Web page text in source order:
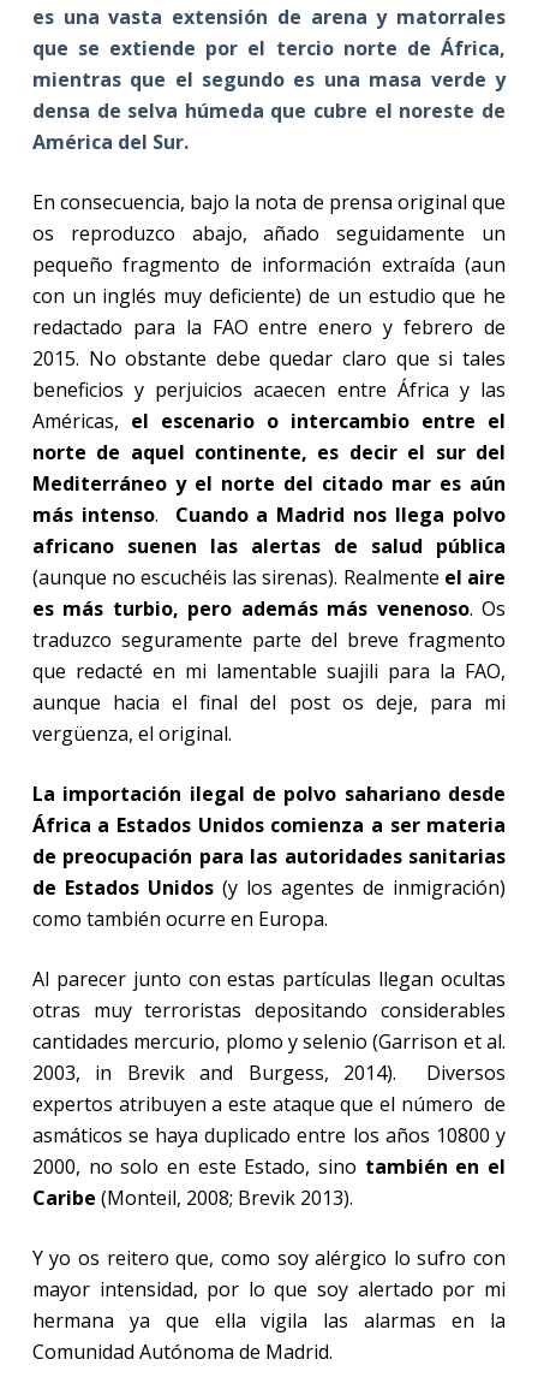
es una vasta extensión de arena y matorrales
que se extiende por el tercio norte de África,
mientras que el segundo es una masa verde y
densa de selva húmeda que cubre el noreste de
América del Sur.
En consecuencia, bajo la nota de prensa original que
os reproduzco abajo, añado seguidamente un
pequeño fragmento de información extraída (aun
con un inglés muy deficiente) de un estudio que he
redactado para la FAO entre enero y febrero de
2015. No obstante debe quedar claro que si tales
beneficios y perjuicios acaecen entre África y las
Américas, el escenario o intercambio entre el
norte de aquel continente, es decir el sur del
Mediterráneo y el norte del citado mar es aún
más intenso.
Cuando a Madrid nos llega polvo
africano suenen las alertas de salud pública
(aunque no escuchéis las sirenas). Realmente el aire
es más turbio, pero además más venenoso. Os
traduzco seguramente parte del breve fragmento
que redacté en mi lamentable suajili para la FAO,
aunque hacia el final del post os deje, para mi
vergüenza, el original.
La importación ilegal de polvo sahariano desde
África a Estados Unidos comienza a ser materia
de preocupación para las autoridades sanitarias
de Estados Unidos(y los agentes de inmigración)
como también ocurre en Europa.
Al parecer junto con estas partículas llegan ocultas
otras muy terroristas depositando considerables
cantidades mercurio, plomo y selenio (Garrison et al.
2003, in Brevik and Burgess, 2014).
Diversos
expertos atribuyen a este ataque que el número de
asmáticos se haya duplicado entre los años 10800 y
2000, no solo en este Estado, sino también en el
Caribe (Monteil, 2008; Brevik 2013).
Y yo os reitero que, como soy alérgico lo sufro con
mayor intensidad, por lo que soy alertado por mi
hermana ya que ella vigila las alarmas en la
Comunidad Autónoma de Madrid.